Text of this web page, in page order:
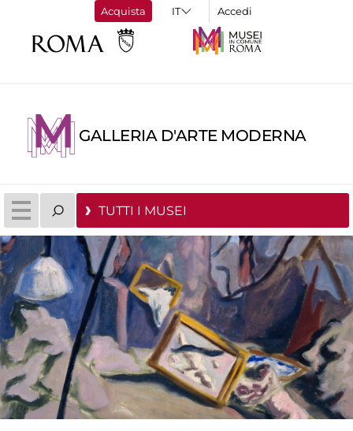
Acquista Accedi
GALLERIA D'ARTE MODERNA
TUTTI I MUSEI